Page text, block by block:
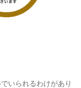
いられるわけがあり